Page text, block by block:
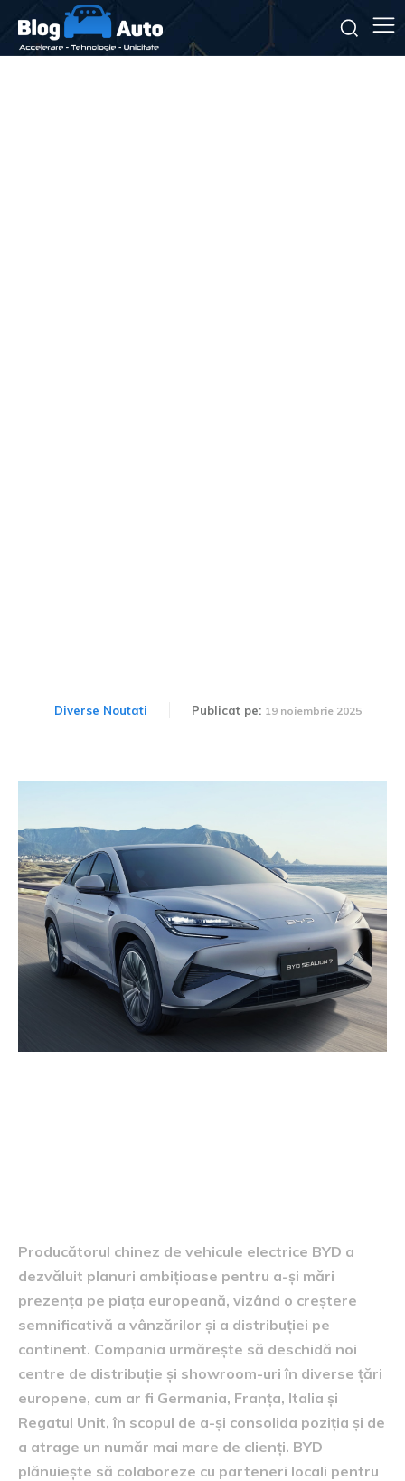
Diverse Noutati Publicat pe: 19 noiembrie 2025
Producătorul chinez de vehicule electrice BYD a
dezvăluit planuri ambițioase pentru a-și mări
prezența pe piața europeană, vizând o creștere
semnificativă a vânzărilor și a distribuției pe
continent. Compania urmărește să deschidă noi
centre de distribuție și showroom-uri în diverse țări
europene, cum ar fi Germania, Franța, Italia și
Regatul Unit, în scopul de a-și consolida poziția și de
a atrage un număr mai mare de clienți. BYD
plănuiește să colaboreze cu parteneri locali pentru